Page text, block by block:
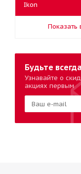
Ikon
Показать
Будьте
Узнавайте о
акциях первым